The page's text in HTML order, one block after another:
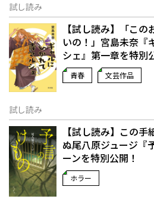
試し読み
【試し読み】「こ
いの！」宮島未奈『
シェ』第一章を特別
青春 文芸作品
試し読み
【試し読み】この
ぬ――尾八原ジュージ
ーンを特別公開！
ホラー